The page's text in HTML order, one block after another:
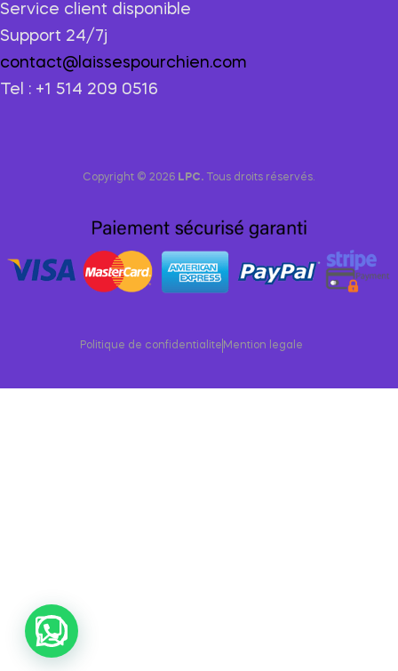
Service client disponible
Support 24/7j
contact@laissespourchien.com
Tel : +1 514 209 0516
Copyright © 2026 LPC. Tous droits réservés.
Politique de confidentialite Mention legale